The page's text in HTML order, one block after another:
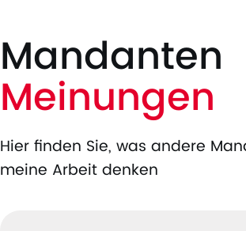
Mandanten
Meinungen
Hier finden Sie, was andere
meine Arbeit denken